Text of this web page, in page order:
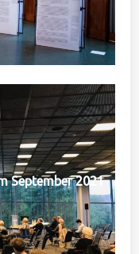
September 2021